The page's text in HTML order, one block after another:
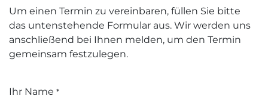
Um einen Termin zu vereinbaren, füllen Sie bitte
das untenstehende Formular aus. Wir werden uns
anschließend bei Ihnen melden, um den Termin
gemeinsam festzulegen.
Ihr Name *